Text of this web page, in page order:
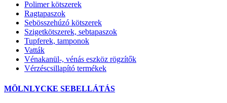
Polimer kötszerek
Ragtapaszok
Sebösszehúzó kötszerek
Szigetkötszerek, sebtapaszok
Tupferek, tamponok
Vatták
Vénakanül-, vénás eszköz rögzítők
Vérzéscsillapító termékek
MÖLNLYCKE SEBELLÁTÁS